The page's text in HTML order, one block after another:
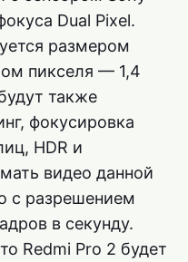
Dual Pixel.
размером
пикселя — 1,4
также
фокусировка
HDR и
видео данной
с разрешением
в секунду.
Redmi Pro 2 будет